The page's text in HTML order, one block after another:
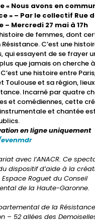
« Nous avons en
» – Par le collectif Rue
– Mercredi 27 mai à 17h
de femmes, dont
C’est une
qui essayent de se frayer
que jamais on cherche
une histoire entre
Toulouse et sa région,
Incarné par quatre
et comédiennes, cette
et chantée
en ligne uniquement
avec l’ANACR. Ce
dispositif d’aide à la
Roguet du Conseil
de la Haute-Garonne.
de la
– 52 allées des